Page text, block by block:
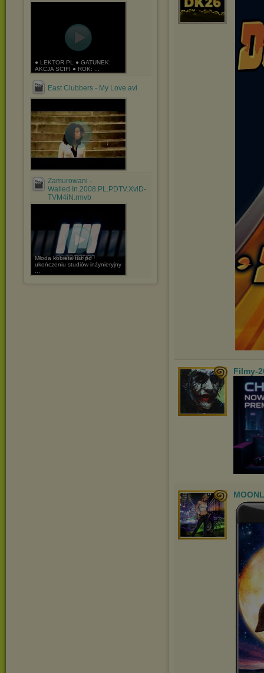
● LEKTOR PL ● GATUNEK:
AKCJA SCIFI ● ROK: ...
East Clubbers - My Love.avi
Zamurowani -
Walled.In.2008.PL.PDTV.XviD-
TVM4iN.rmvb
Młoda kobieta tuż po
ukończeniu studiów inżynieryjny
Filmy-